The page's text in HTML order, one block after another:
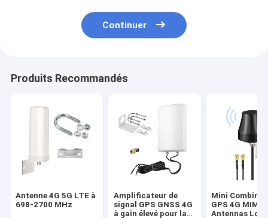
Continuer
Produits Recommandés
Antenne 4G 5G LTE à
698-2700 MHz
Amplificateur de
signal GPS GNSS 4G
à gain élevé pour la
Mini
GPS 4G MIMO
Antennas